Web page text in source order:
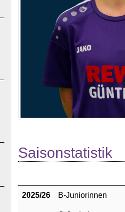
Saisonstatistik
2025/26 B-Juniorinnen